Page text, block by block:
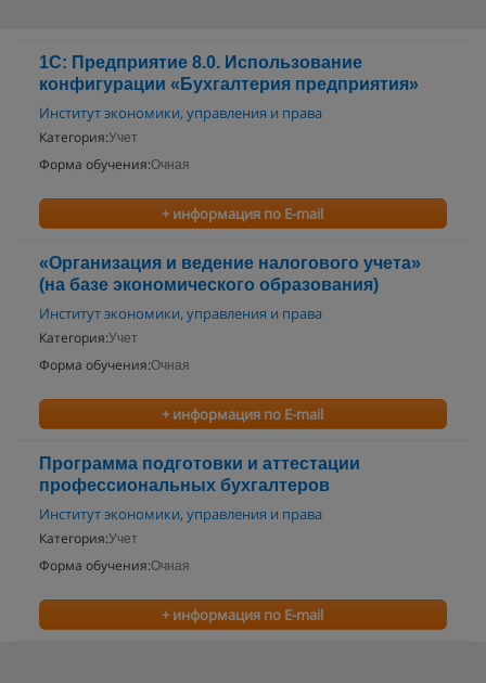
1C: Предприятие 8.0. Использование
конфигурации «Бухгалтерия предприятия»
Институт экономики, управления и права
Категория:Учет
Форма обучения:Очная
+ информация по E-mail
«Организация и ведение налогового учета»
(на базе экономического образования)
Институт экономики, управления и права
Категория:Учет
Форма обучения:Очная
+ информация по E-mail
Программа подготовки и аттестации
профессиональных бухгалтеров
Институт экономики, управления и права
Категория:Учет
Форма обучения:Очная
+ информация по E-mail